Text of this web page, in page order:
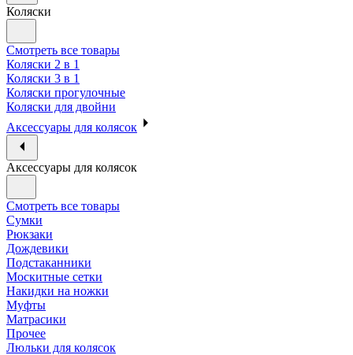
Коляски
Смотреть все товары
Коляски 2 в 1
Коляски 3 в 1
Коляски прогулочные
Коляски для двойни
Аксессуары для колясок
Аксессуары для колясок
Смотреть все товары
Сумки
Рюкзаки
Дождевики
Подстаканники
Москитные сетки
Накидки на ножки
Муфты
Матрасики
Прочее
Люльки для колясок